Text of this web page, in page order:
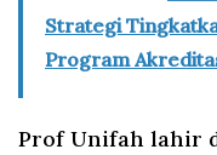
Strategi
Program
Prof Unifah lahir